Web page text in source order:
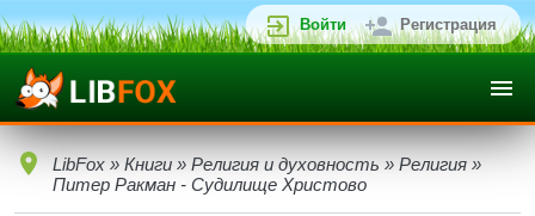
Войти Регистрация
LibFox » Книги » Религия и духовность » Религия »
Питер Ракман - Судилище Христово